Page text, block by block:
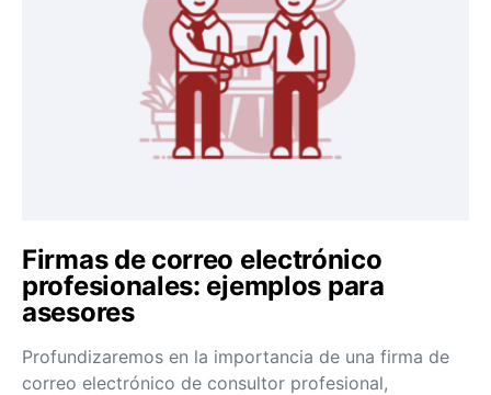
Firmas de correo electrónico
profesionales: ejemplos para
asesores
Profundizaremos en la importancia de una firma de
correo electrónico de consultor profesional,